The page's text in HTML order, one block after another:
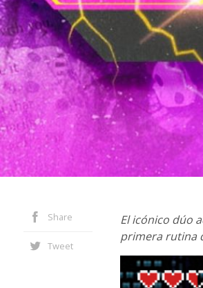
Share
Tweet
El icónico dúo
primera rutina